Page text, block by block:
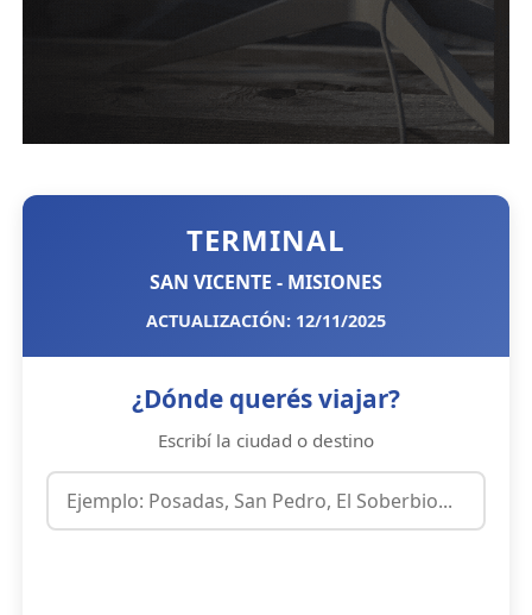
TERMINAL
SAN VICENTE - MISIONES
ACTUALIZACIÓN: 12/11/2025
¿Dónde querés viajar?
Escribí la ciudad o destino